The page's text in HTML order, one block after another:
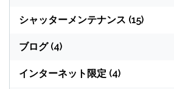
シャッターメンテナンス (15)
ブログ(4)
インターネット限定 (4)